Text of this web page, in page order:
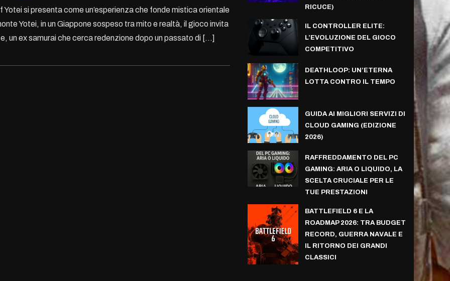
si presenta come un’esperienza che fonde mistica orientale
Yotei, in un Giappone sospeso tra mito e realtà, il gioco invita
un ex samurai che cerca redenzione dopo un passato di […]
RICUCE)
IL CONTROLLER ELITE:
L’EVOLUZIONE DEL GIOCO
COMPETITIVO
DEATHLOOP: UN’ETERNA
LOTTA CONTRO IL TEMPO
GUIDA AI MIGLIORI SERVIZI DI
CLOUD GAMING (EDIZIONE
2026)
RAFFREDDAMENTO DEL PC
GAMING: ARIA O LIQUIDO, LA
SCELTA CRUCIALE PER LE
TUE PRESTAZIONI
BATTLEFIELD 6 E LA
ROADMAP 2026: TRA BUDGET
RECORD, GUERRA NAVALE E
IL RITORNO DEI GRANDI
CLASSICI